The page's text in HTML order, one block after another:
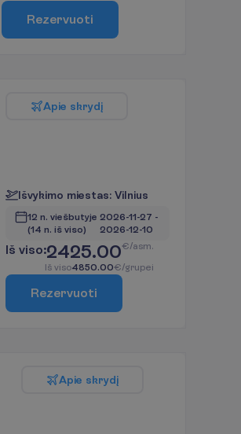
Rezervuoti
Išvykimo miestas: Vilnius
12 n. viešbutyje
(14 n. iš viso)
2026-11-27 -
2026-12-10
Iš viso:2425.00€/asm.
Iš viso4850.00€/grupei
Apie skrydį
Rezervuoti
Apie skrydį